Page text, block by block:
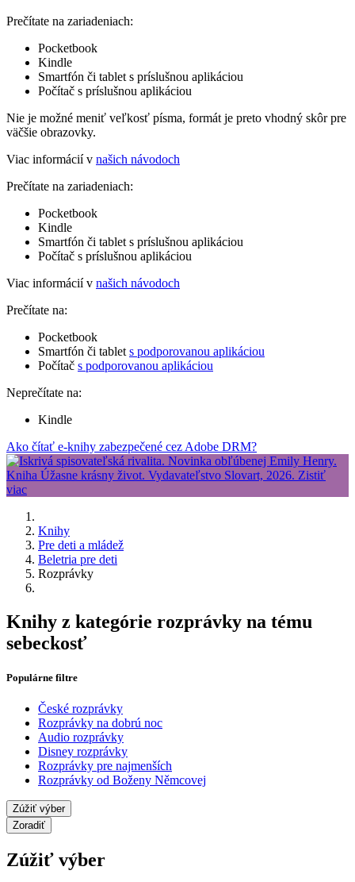
Prečítate na zariadeniach:
Pocketbook
Kindle
Smartfón či tablet s príslušnou aplikáciou
Počítač s príslušnou aplikáciou
Nie je možné meniť veľkosť písma, formát je preto vhodný skôr pre
väčšie obrazovky.
Viac informácií v našich návodoch
Prečítate na zariadeniach:
Pocketbook
Kindle
Smartfón či tablet s príslušnou aplikáciou
Počítač s príslušnou aplikáciou
Viac informácií v našich návodoch
Prečítate na:
Pocketbook
Smartfón či tablet s podporovanou aplikáciou
Počítač s podporovanou aplikáciou
Neprečítate na:
Kindle
Ako čítať e-knihy zabezpečené cez Adobe DRM?
Knihy
Pre deti a mládež
Beletria pre deti
Rozprávky
Knihy z kategórie rozprávky na tému
sebeckosť
Populárne filtre
České rozprávky
Rozprávky na dobrú noc
Audio rozprávky
Disney rozprávky
Rozprávky pre najmenších
Rozprávky od Boženy Němcovej
Zúžiť výber
Zoradiť
Zúžiť výber